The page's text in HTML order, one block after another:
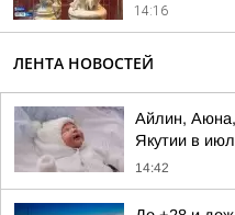
14:16
ЛЕНТА НОВОСТЕЙ
Айлин,
Якутии в
14:42